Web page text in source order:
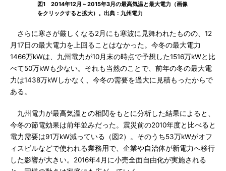
図1 2014年12月～2015年3月の最高気温と最大電力（画像
をクリックすると拡大）。出典：九州電力
さらに寒さが厳しくなる2月にも寒波に見舞われたものの、12
月17日の最大電力を上回ることはなかった。今冬の最大電力
1466万kWは、九州電力が10月末の時点で予想した1516万kWと比
べて50万kWも少ない。それも当然のことで、前年の冬の最大電
力は1438万kWしかなく、今冬の需要を過大に見積もったからで
ある。
九州電力が最高気温との相関をもとに分析した結果によると、
今冬の節電効果は前年並みだった。震災前の2010年度と比べると
電力需要は91万kW減っている（図2）。そのうち53万kWがオフ
ィスビルなどで使われる業務用で、企業や自治体が新電力へ移行
した影響が大きい。2016年4月に小売全面自由化が実施される